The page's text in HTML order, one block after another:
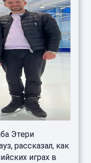
Этери
рассказал, как
играх в